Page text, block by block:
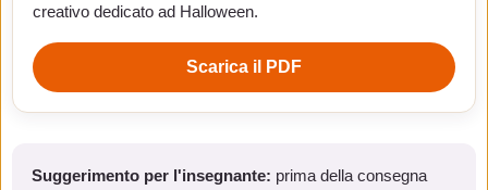
creativo dedicato ad Halloween.
Scarica il PDF
Suggerimento per l'insegnante: prima della consegna